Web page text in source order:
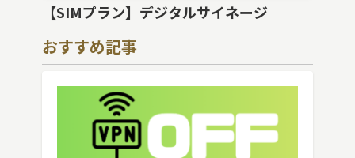
【SIMプラン】デジタルサイネージ
おすすめ記事